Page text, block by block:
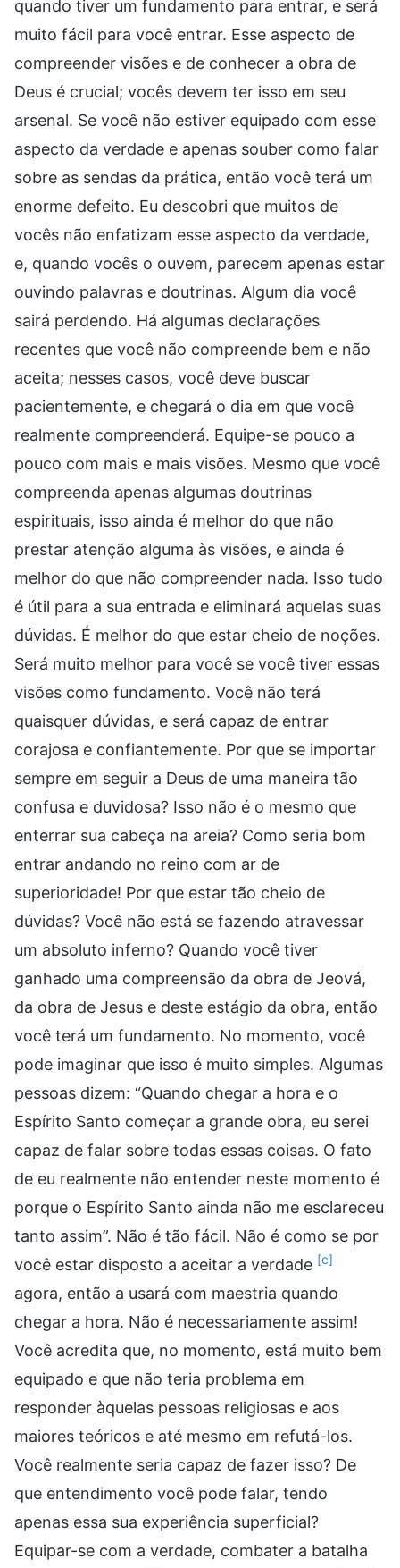
quando tiver um fundamento para entrar, e será
muito fácil para você entrar. Esse aspecto de
compreender visões e de conhecer a obra de
Deus é crucial; vocês devem ter isso em seu
arsenal. Se você não estiver equipado com esse
aspecto da verdade e apenas souber como falar
sobre as sendas da prática, então você terá um
enorme defeito. Eu descobri que muitos de
vocês não enfatizam esse aspecto da verdade,
e, quando vocês o ouvem, parecem apenas estar
ouvindo palavras e doutrinas. Algum dia você
sairá perdendo. Há algumas declarações
recentes que você não compreende bem e não
aceita; nesses casos, você deve buscar
pacientemente, e chegará o dia em que você
realmente compreenderá. Equipe-se pouco a
pouco com mais e mais visões. Mesmo que você
compreenda apenas algumas doutrinas
espirituais, isso ainda é melhor do que não
prestar atenção alguma às visões, e ainda é
melhor do que não compreender nada. Isso tudo
é útil para a sua entrada e eliminará aquelas suas
dúvidas. É melhor do que estar cheio de noções.
Será muito melhor para você se você tiver essas
visões como fundamento. Você não terá
quaisquer dúvidas, e será capaz de entrar
corajosa e confiantemente. Por que se importar
sempre em seguir a Deus de uma maneira tão
confusa e duvidosa? Isso não é o mesmo que
enterrar sua cabeça na areia? Como seria bom
entrar andando no reino com ar de
superioridade! Por que estar tão cheio de
dúvidas? Você não está se fazendo atravessar
um absoluto inferno? Quando você tiver
ganhado uma compreensão da obra de Jeová,
da obra de Jesus e deste estágio da obra, então
você terá um fundamento. No momento, você
pode imaginar que isso é muito simples. Algumas
pessoas dizem: “Quando chegar a hora e o
Espírito Santo começar a grande obra, eu serei
capaz de falar sobre todas essas coisas. O fato
de eu realmente não entender neste momento é
porque o Espírito Santo ainda não me esclareceu
tanto assim”. Não é tão fácil. Não é como se por
você estar disposto a aceitar a verdade [c]
agora, então a usará com maestria quando
chegar a hora. Não é necessariamente assim!
Você acredita que, no momento, está muito bem
equipado e que não teria problema em
responder àquelas pessoas religiosas e aos
maiores teóricos e até mesmo em refutá-los.
Você realmente seria capaz de fazer isso? De
que entendimento você pode falar, tendo
apenas essa sua experiência superficial?
Equipar-se com a verdade, combater a batalha